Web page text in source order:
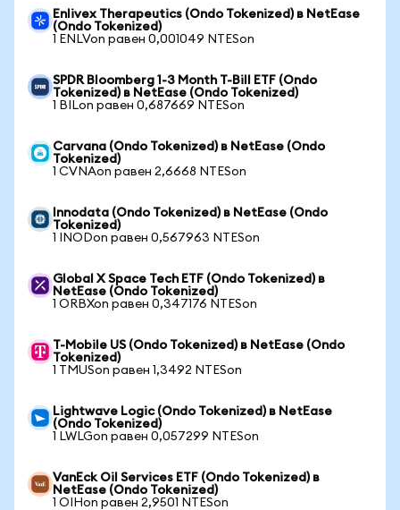
Enlivex Therapeutics (Ondo Tokenized) в NetEase
(Ondo Tokenized)
1 ENLVon равен 0,001049 NTESon
SPDR Bloomberg 1-3 Month T-Bill ETF (Ondo
Tokenized) в NetEase (Ondo Tokenized)
1 BILon равен 0,687669 NTESon
Carvana (Ondo Tokenized) в NetEase (Ondo
Tokenized)
1 CVNAon равен 2,6668 NTESon
Innodata (Ondo Tokenized) в NetEase (Ondo
Tokenized)
1 INODon равен 0,567963 NTESon
Global X Space Tech ETF (Ondo Tokenized) в
NetEase (Ondo Tokenized)
1 ORBXon равен 0,347176 NTESon
T-Mobile US (Ondo Tokenized) в NetEase (Ondo
Tokenized)
1 TMUSon равен 1,3492 NTESon
Lightwave Logic (Ondo Tokenized) в NetEase
(Ondo Tokenized)
1 LWLGon равен 0,057299 NTESon
VanEck Oil Services ETF (Ondo Tokenized) в
NetEase (Ondo Tokenized)
1 OIHon равен 2,9501 NTESon